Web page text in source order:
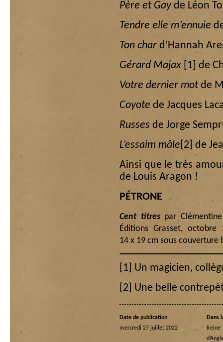
Père et Gayde Léon
Tendre elle m’ennuie
Ton char d’Hannah
Gérard Majax
[1] de
Votre dernier motde
Coyote de Jacques
Russes de Jorge
L’essaim mâle [2] de
Ainsi que le très
de Louis Aragon !
PÉTRONE
Cent titrespar Clémentine
Éditions Grasset,
14 x 19 cm sous couverture
[1]
Un magicien,
[2]
Une belle
Date de publication
mercredi 27 juillet 2022
Dans